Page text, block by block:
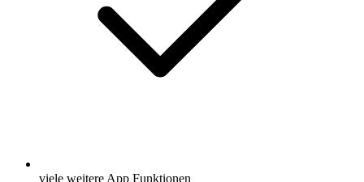
viele weitere App Funktionen